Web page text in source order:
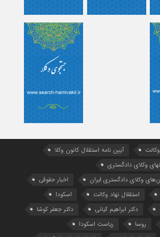
آیین ‌نامه استقلال کانون وکلا
وکلای دادگستری
وکلای دادگستری ایران
اخبار حقوقی
استقلال نهاد وکالت
اسکودا
دکتر ابراهیم کیانی
دکتر جعفر کوشا
روسا
ریاست اسکودا